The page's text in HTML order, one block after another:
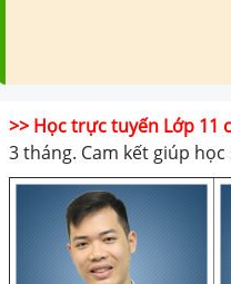
>> Học trực tuyến Lớp 11
3 tháng. Cam kết giúp